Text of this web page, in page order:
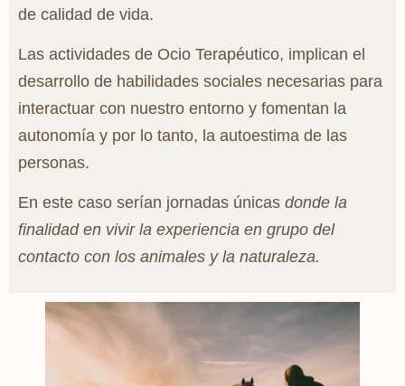
de calidad de vida.
Las actividades de Ocio Terapéutico, implican el
desarrollo de habilidades sociales necesarias para
interactuar con nuestro entorno y fomentan la
autonomía y por lo tanto, la autoestima de las
personas.
En este caso serían jornadas únicas donde la
finalidad en vivir la experiencia en grupo del
contacto con los animales y la naturaleza.